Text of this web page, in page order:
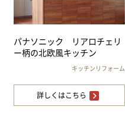
パナソニック リアロチェリ
ー柄の北欧風キッチン
キッチンリフォーム
詳しくはこちら